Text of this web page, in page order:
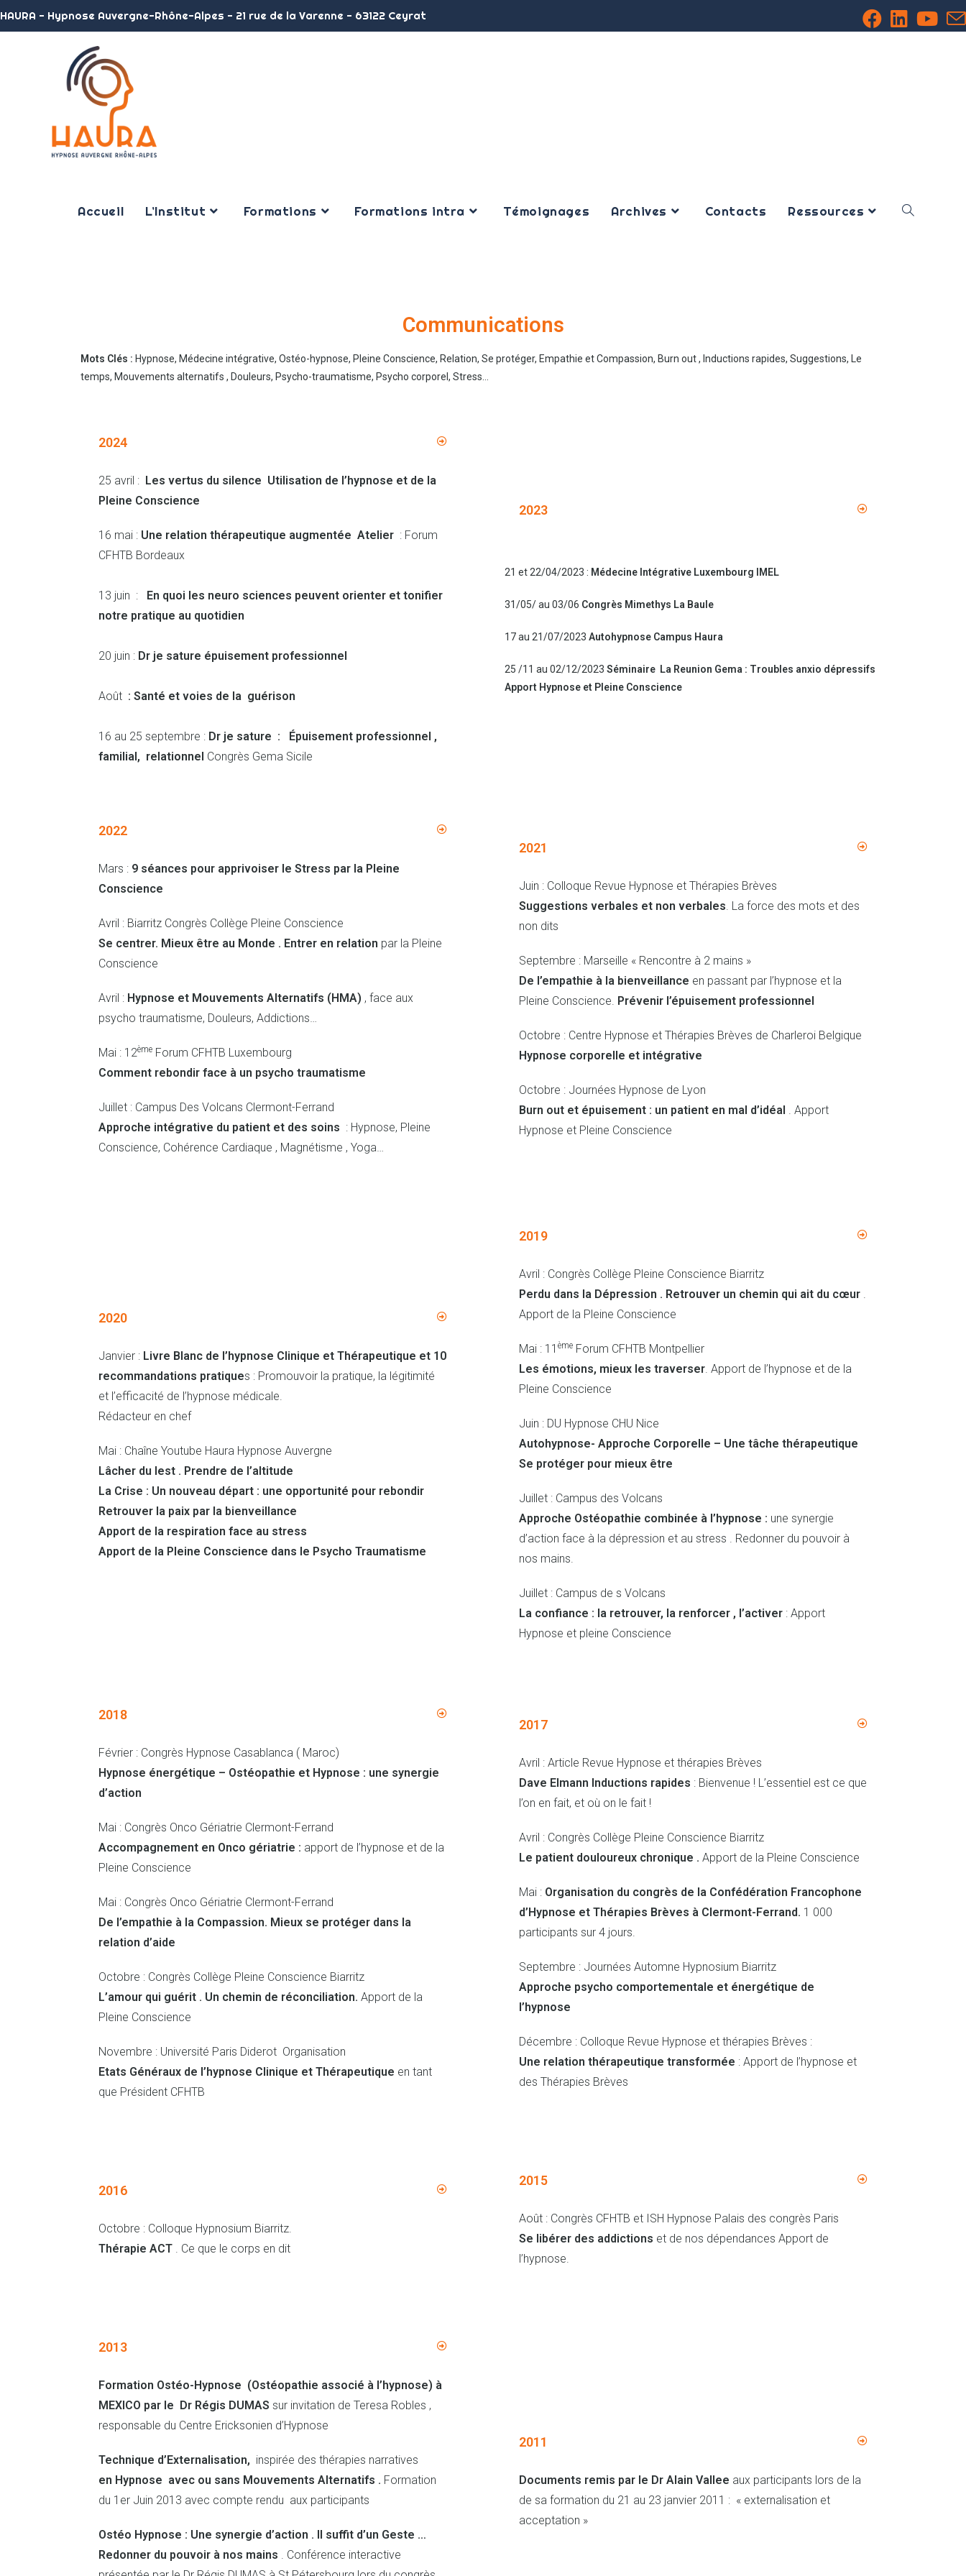
HAURA - Hypnose Auvergne-Rhône-Alpes - 21 rue de la Varenne - 63122 Ceyrat
Accueil L’Institut Formations Formations intra Témoignages Archives Contacts Ressources
Communications
Mots Clés : Hypnose, Médecine intégrative, Ostéo-hypnose, Pleine Conscience, Relation, Se protéger, Empathie et Compassion, Burn out , Inductions rapides, Suggestions, Le
temps, Mouvements alternatifs , Douleurs, Psycho-traumatisme, Psycho corporel, Stress…
2024
25 avril : Les vertus du silence Utilisation de l’hypnose et de la
Pleine Conscience
16 mai : Une relation thérapeutique augmentée Atelier : Forum
CFHTB Bordeaux
13 juin :
En quoi les neuro sciences peuvent orienter et tonifier
notre pratique au quotidien
20 juin : Dr je sature épuisement professionnel
Août : Santé et voies de la guérison
16 au 25 septembre : Dr je sature : Épuisement professionnel ,
familial, relationnel Congrès Gema Sicile
2023
21 et 22/04/2023 : Médecine Intégrative Luxembourg IMEL
31/05/ au 03/06 Congrès Mimethys La Baule
17 au 21/07/2023 Autohypnose Campus Haura
25 /11 au 02/12/2023 Séminaire La Reunion Gema : Troubles anxio dépressifs
Apport Hypnose et Pleine Conscience
2022
Mars : 9 séances pour apprivoiser le Stress par la Pleine
Conscience
Avril : Biarritz Congrès Collège Pleine Conscience
Se centrer. Mieux être au Monde . Entrer en relation par la Pleine
Conscience
Avril : Hypnose et Mouvements Alternatifs (HMA) , face aux
psycho traumatisme, Douleurs, Addictions…
Mai : 12ème Forum CFHTB Luxembourg
Comment rebondir face à un psycho traumatisme
Juillet : Campus Des Volcans Clermont-Ferrand
Approche intégrative du patient et des soins : Hypnose, Pleine
Conscience, Cohérence Cardiaque , Magnétisme , Yoga…
2021
Juin : Colloque Revue Hypnose et Thérapies Brèves
Suggestions verbales et non verbales. La force des mots et des
non dits
Septembre : Marseille « Rencontre à 2 mains »
De l’empathie à la bienveillance en passant par l’hypnose et la
Pleine Conscience. Prévenir l’épuisement professionnel
Octobre : Centre Hypnose et Thérapies Brèves de Charleroi Belgique
Hypnose corporelle et intégrative
Octobre : Journées Hypnose de Lyon
Burn out et épuisement : un patient en mal d’idéal . Apport
Hypnose et Pleine Conscience
2020
Janvier : Livre Blanc de l’hypnose Clinique et Thérapeutique et 10
recommandations pratiques : Promouvoir la pratique, la légitimité
et l’efficacité de l’hypnose médicale.
Rédacteur en chef
Mai : Chaîne Youtube Haura Hypnose Auvergne
Lâcher du lest . Prendre de l’altitude
La Crise : Un nouveau départ : une opportunité pour rebondir
Retrouver la paix par la bienveillance
Apport de la respiration face au stress
Apport de la Pleine Conscience dans le Psycho Traumatisme
2019
Avril : Congrès Collège Pleine Conscience Biarritz
Perdu dans la Dépression . Retrouver un chemin qui ait du cœur .
Apport de la Pleine Conscience
Mai : 11 ème Forum CFHTB Montpellier
Les émotions, mieux les traverser. Apport de l’hypnose et de la
Pleine Conscience
Juin : DU Hypnose CHU Nice
Autohypnose- Approche Corporelle – Une tâche thérapeutique
Se protéger pour mieux être
Juillet : Campus des Volcans
Approche Ostéopathie combinée à l’hypnose : une synergie
d’action face à la dépression et au stress . Redonner du pouvoir à
nos mains.
Juillet : Campus de s Volcans
La confiance : la retrouver, la renforcer , l’activer : Apport
Hypnose et pleine Conscience
2018
Février : Congrès Hypnose Casablanca ( Maroc)
Hypnose énergétique – Ostéopathie et Hypnose : une synergie
d’action
Mai : Congrès Onco Gériatrie Clermont-Ferrand
Accompagnement en Onco gériatrie : apport de l’hypnose et de la
Pleine Conscience
Mai : Congrès Onco Gériatrie Clermont-Ferrand
De l’empathie à la Compassion. Mieux se protéger dans la
relation d’aide
Octobre : Congrès Collège Pleine Conscience Biarritz
L’amour qui guérit . Un chemin de réconciliation. Apport de la
Pleine Conscience
Novembre : Université Paris Diderot Organisation
Etats Généraux de l’hypnose Clinique et Thérapeutique en tant
que Président CFHTB
2017
Avril : Article Revue Hypnose et thérapies Brèves
Dave Elmann Inductions rapides : Bienvenue ! L’essentiel est ce que
l’on en fait, et où on le fait !
Avril : Congrès Collège Pleine Conscience Biarritz
Le patient douloureux chronique . Apport de la Pleine Conscience
Mai : Organisation du congrès de la Confédération Francophone
d’Hypnose et Thérapies Brèves à Clermont-Ferrand. 1 000
participants sur 4 jours.
Septembre : Journées Automne Hypnosium Biarritz
Approche psycho comportementale et énergétique de
l’hypnose
Décembre : Colloque Revue Hypnose et thérapies Brèves :
Une relation thérapeutique transformée : Apport de l’hypnose et
des Thérapies Brèves
2016
Octobre : Colloque Hypnosium Biarritz.
Thérapie ACT . Ce que le corps en dit
2015
Août : Congrès CFHTB et ISH Hypnose Palais des congrès Paris
Se libérer des addictions et de nos dépendances Apport de
l’hypnose.
2013
Formation Ostéo-Hypnose (Ostéopathie associé à l’hypnose) à
MEXICO par le Dr Régis DUMAS sur invitation de Teresa Robles ,
responsable du Centre Ericksonien d’Hypnose
Technique d’Externalisation, inspirée des thérapies narratives
en Hypnose avec ou sans Mouvements Alternatifs . Formation
du 1er Juin 2013 avec compte rendu aux participants
Ostéo Hypnose : Une synergie d’action . Il suffit d’un Geste …
Redonner du pouvoir à nos mains . Conférence interactive
2011
Documents remis par le Dr Alain Vallee aux participants lors de la
de sa formation du 21 au 23 janvier 2011 : « externalisation et
acceptation »